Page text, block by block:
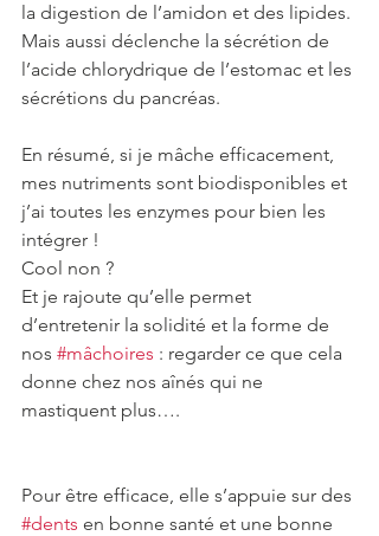
la digestion de l’amidon et des lipides.
Mais aussi déclenche la sécrétion de
l’acide chlorydrique de l’estomac et les
sécrétions du pancréas.
En résumé, si je mâche efficacement,
mes nutriments sont biodisponibles et
j’ai toutes les enzymes pour bien les
intégrer !
Cool non ?
Et je rajoute qu’elle permet
d’entretenir la solidité et la forme de
nos #mâchoires : regarder ce que cela
donne chez nos aînés qui ne
mastiquent plus….
Pour être efficace, elle s’appuie sur des
#dents en bonne santé et une bonne